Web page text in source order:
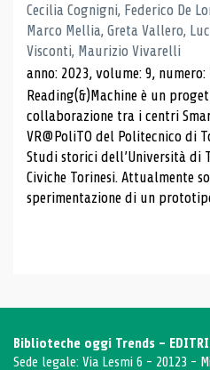
Cecilia Cognigni, Federico De
Marco Mellia, Greta Vallero,
Visconti, Maurizio Vivarelli
anno: 2023, volume: 9, numero:
Reading(&)Machine è un
collaborazione tra i centri
VR@PoliTO del Politecnico di
Studi storici dell’Università di
Civiche Torinesi. Attualmente
sperimentazione di un
Biblioteche oggi Trends -
Sede legale: Via Lesmi 6 - 20123 -